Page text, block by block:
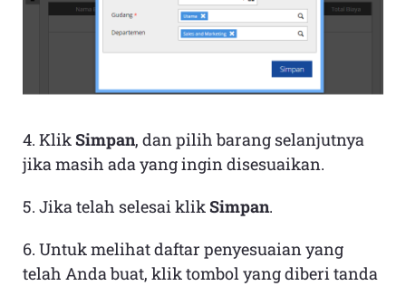
4. KlikSimpan, dan pilih barang selanjutnya
jika masih ada yang ingin disesuaikan.
5. Jika telah selesai klikSimpan.
6. Untuk melihat daftar penyesuaian yang
telah Anda buat, klik tombol yang diberi tanda